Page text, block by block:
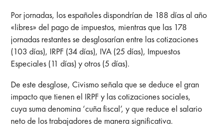
Por jornadas, los españoles dispondrían de 188 días al año
«libres» del pago de impuestos, mientras que las 178
jornadas restantes se desglosarían entre las cotizaciones
(103 días), IRPF (34 días), IVA (25 días), Impuestos
Especiales (11 días) y otros (5 días).
De este desglose, Civismo señala que se deduce el gran
impacto que tienen el IRPF y las cotizaciones sociales,
cuya suma denomina ‘cuña fiscal’, y que reduce el salario
neto de los trabajadores de manera significativa.